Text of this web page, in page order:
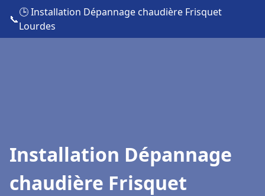
📞
🕒 Installation Dépannage chaudière Frisquet
Lourdes
Installation Dépannage
chaudière Frisquet